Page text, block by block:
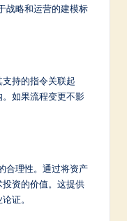
战略和运营的建模标
持的指令关联起
如果流程变更不影
合理性。通过将资产
资的价值。这提供
证。